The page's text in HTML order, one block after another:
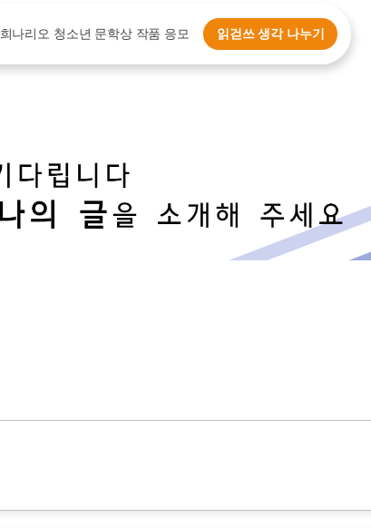
희나리오 청소년 문학상 작품 응모 읽걷쓰 생각 나누기